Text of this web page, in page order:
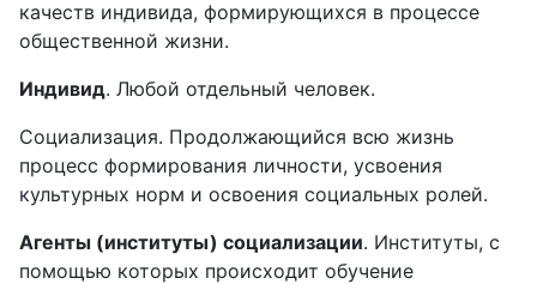
качеств индивида, формирующихся в процессе
общественной жизни.
Индивид. Любой отдельный человек.
Социализация. Продолжающийся всю жизнь
процесс формирования личности, усвоения
культурных норм и освоения социальных ролей.
Агенты (институты) социализации. Институты, с
помощью которых происходит обучение